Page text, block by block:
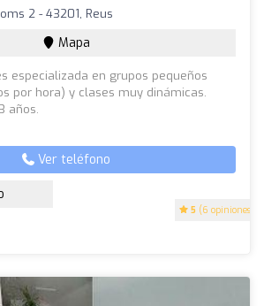
5 (6 opiniones)
2 - 43201, Reus
Mapa
especializada en grupos pequeños
por hora) y clases muy dinámicas.
años.
Ver teléfono